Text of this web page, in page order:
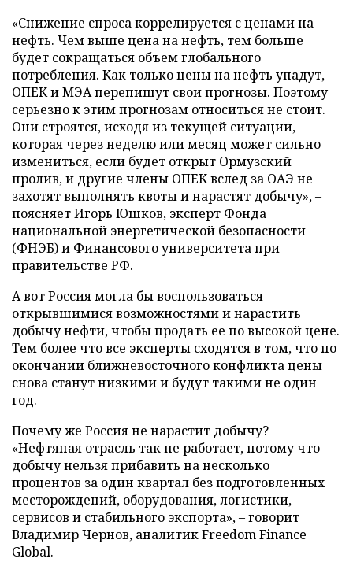
«Снижение спроса коррелируется с ценами на
нефть. Чем выше цена на нефть, тем больше
будет сокращаться объем глобального
потребления. Как только цены на нефть упадут,
ОПЕК и МЭА перепишут свои прогнозы. Поэтому
серьезно к этим прогнозам относиться не стоит.
Они строятся, исходя из текущей ситуации,
которая через неделю или месяц может сильно
измениться, если будет открыт Ормузский
пролив, и другие члены ОПЕК вслед за ОАЭ не
захотят выполнять квоты и нарастят добычу», –
поясняет Игорь Юшков, эксперт Фонда
национальной энергетической безопасности
(ФНЭБ) и Финансового университета при
правительстве РФ.
А вот Россия могла бы воспользоваться
открывшимися возможностями и нарастить
добычу нефти, чтобы продать ее по высокой цене.
Тем более что все эксперты сходятся в том, что по
окончании ближневосточного конфликта цены
снова станут низкими и будут такими не один
год.
Почему же Россия не нарастит добычу?
«Нефтяная отрасль так не работает, потому что
добычу нельзя прибавить на несколько
процентов за один квартал без подготовленных
месторождений, оборудования, логистики,
сервисов и стабильного экспорта», – говорит
Владимир Чернов, аналитик Freedom Finance
Global.